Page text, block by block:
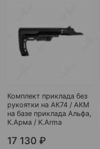
Комплект приклада без
рукоятки на АК74 / АКМ
на базе приклада Альфа,
К.Арма / K.Arma
17 130 ₽